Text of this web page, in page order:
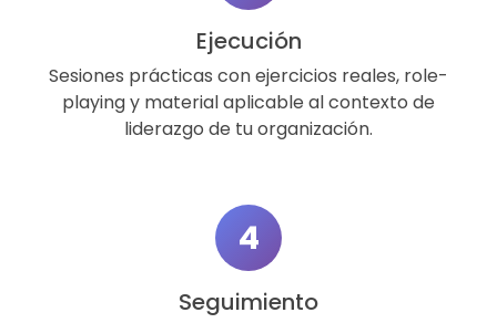
Ejecución
Sesiones prácticas con ejercicios reales, role-
playing y material aplicable al contexto de
liderazgo de tu organización.
4
Seguimiento